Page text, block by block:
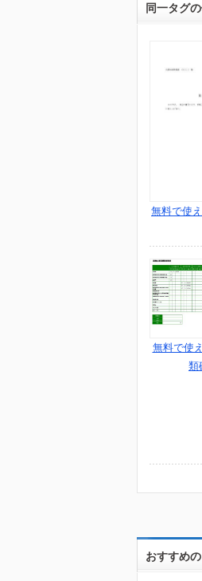
同一タグ
無料で使
無料で使
類
おすすめ